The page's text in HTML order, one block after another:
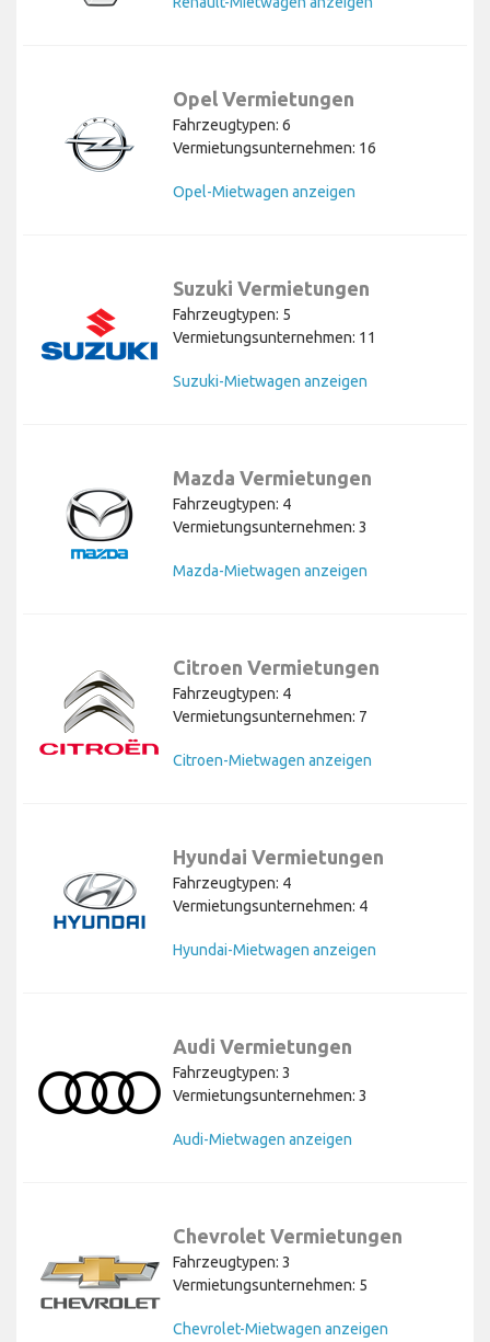
Opel Vermietungen
Fahrzeugtypen: 6
Vermietungsunternehmen: 16
Opel-Mietwagen anzeigen
Suzuki Vermietungen
Fahrzeugtypen: 5
Vermietungsunternehmen: 11
Suzuki-Mietwagen anzeigen
Mazda Vermietungen
Fahrzeugtypen: 4
Vermietungsunternehmen: 3
Mazda-Mietwagen anzeigen
Citroen Vermietungen
Fahrzeugtypen: 4
Vermietungsunternehmen: 7
Citroen-Mietwagen anzeigen
Hyundai Vermietungen
Fahrzeugtypen: 4
Vermietungsunternehmen: 4
Hyundai-Mietwagen anzeigen
Audi Vermietungen
Fahrzeugtypen: 3
Vermietungsunternehmen: 3
Audi-Mietwagen anzeigen
Chevrolet Vermietungen
Fahrzeugtypen: 3
Vermietungsunternehmen: 5
Chevrolet-Mietwagen anzeigen